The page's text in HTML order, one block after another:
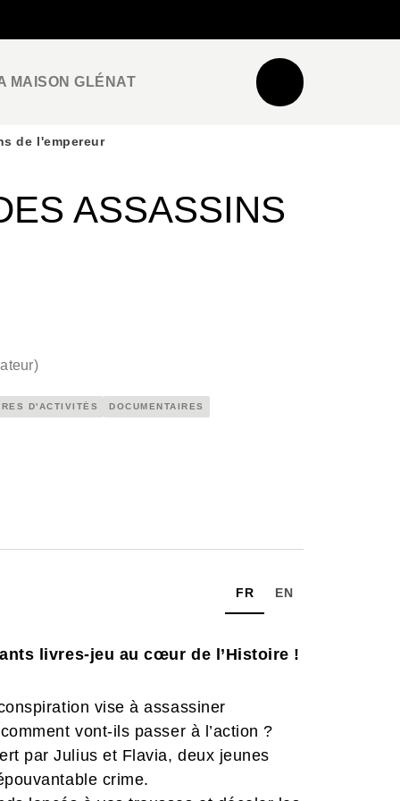
MAISON GLÉNAT
de l'empereur
ASSASSINS
)
D'ACTIVITÉS DOCUMENTAIRES
FR EN
livres-jeu au cœur de l’Histoire !
vise à assassiner
vont-ils passer à l’action ?
par Julius et Flavia, deux jeunes
crime.